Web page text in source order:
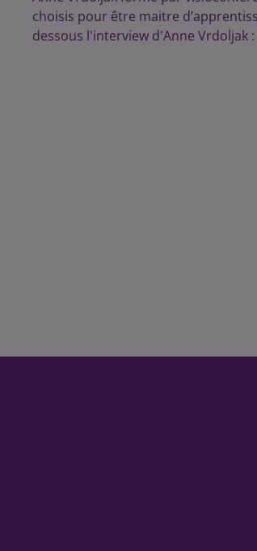
choisis pour être maitre
dessous l'interview d'Anne Vrdoljak :